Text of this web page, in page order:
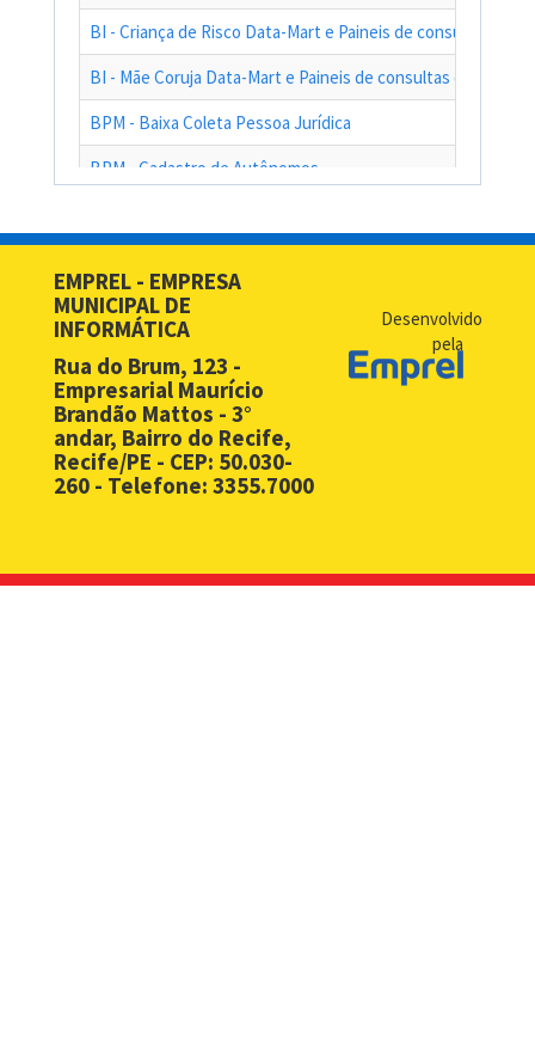
BI - Criança de Risco Data-Mart e Paineis de consultas das
BI - Mãe Coruja Data-Mart e Paineis de consultas das
BPM - Baixa Coleta Pessoa Jurídica
BPM - Cadastro de Autônomos
BPM - Cadastro Simplificado para Contribuintes de Outros
BPM - Desbloqueio de Senha Web - PF
BPM - Desbloqueio de Senha Web - PJ
BPM - Licença Premio
BPM - Monitoramento Áreas de Risco
EMPREL - EMPRESA
MUNICIPAL DE
INFORMÁTICA
Rua do Brum, 123 -
Empresarial Maurício
Brandão Mattos - 3°
andar, Bairro do Recife,
Recife/PE - CEP: 50.030-
260 - Telefone: 3355.7000
Desenvolvido
pela